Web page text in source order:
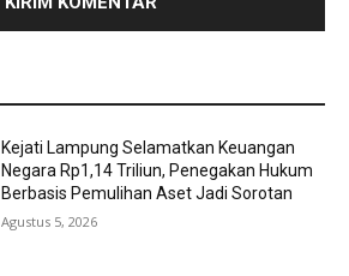
Kejati Lampung Selamatkan Keuangan
Negara Rp1,14 Triliun, Penegakan Hukum
Berbasis Pemulihan Aset Jadi Sorotan
Agustus 5, 2026